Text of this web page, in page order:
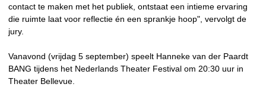
contact te maken met het publiek, ontstaat een intieme ervaring
die ruimte laat voor reflectie én een sprankje hoop", vervolgt de
jury.
Vanavond (vrijdag 5 september) speelt Hanneke van der Paardt
BANG tijdens het Nederlands Theater Festival om 20:30 uur in
Theater Bellevue.